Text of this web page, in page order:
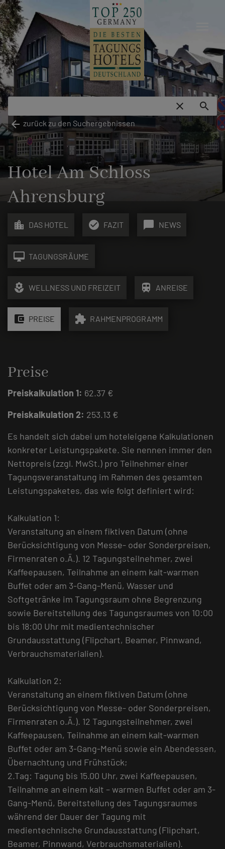
close
search
arrow_back zurück zu den Suchergebnissen
Hotel Am Schloss
Ahrensburg
location_city DAS HOTEL check_circle FAZIT chat_bubble NEWS
desktop_mac TAGUNGSRÄUME
local_florist WELLNESS UND FREIZEIT train ANREISE
account_balance_wallet PREISE extension RAHMENPROGRAMM
Preise
Preiskalkulation 1: 62.37 €
Preiskalkulation 2: 253.13 €
Es handelt sich dabei um hoteleigene Kalkulationen
konkreter Leistungspakete. Sie nennen immer den
Nettopreis (zzgl. MwSt.) pro Teilnehmer einer
Tagungsveranstaltung im Rahmen des gesamten
Leistungspaketes, das wie folgt definiert wird:
Kalkulation 1:
Veranstaltung an einem fiktiven Datum (ohne
Berücksichtigung von Messe- oder Sonderpreisen,
Firmenraten o.Ä.). 12 Tagungsteilnehmer, zwei
Kaffeepausen, Teilnahme an einem kalt-warmen
Buffet oder am 3-Gang-Menü, Wasser und
Softgetränke im Tagungsraum ohne Begrenzung
sowie Bereitstellung des Tagungsraumes von 10:00
bis 18:00 Uhr mit medientechnischer
Grundausstattung (Flipchart, Beamer, Pinnwand,
Verbrauchsmaterialien).
Kalkulation 2:
Veranstaltung an einem fiktiven Datum (ohne
Berücksichtigung von Messe- oder Sonderpreisen,
Firmenraten o.Ä.). 12 Tagungsteilnehmer, zwei
Kaffeepausen, Teilnahme an einem kalt-warmen
Buffet oder am 3-Gang-Menü sowie ein Abendessen,
Übernachtung und Frühstück;
2.Tag: Tagung bis 15.00 Uhr, zwei Kaffeepausen,
Teilnahme an einem kalt – warmen Buffet oder am 3-
Gang-Menü, Bereitstellung des Tagungsraumes
während der Dauer der Tagung mit
medientechnische Grundausstattung (Flipchart,
Beamer, Pinnwand, Verbrauchsmaterialien).